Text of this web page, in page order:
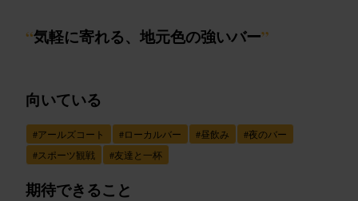
“気軽に寄れる、地元色の強いバー”
向いている
#アールズコート #ローカルバー #昼飲み #夜のバー
#スポーツ観戦 #友達と一杯
期待できること